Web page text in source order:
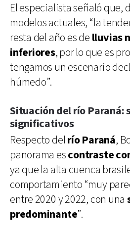
El especialista señaló que,
modelos actuales, “la
resta del año es de lluvias
inferiores, por lo que es
tengamos un escenario
húmedo”.
Situación del río Paraná:
significativos
Respecto delrío Paraná,
panorama escontraste
ya que la alta cuenca
comportamiento “muy
entre 2020 y 2022, con una
predominante”.